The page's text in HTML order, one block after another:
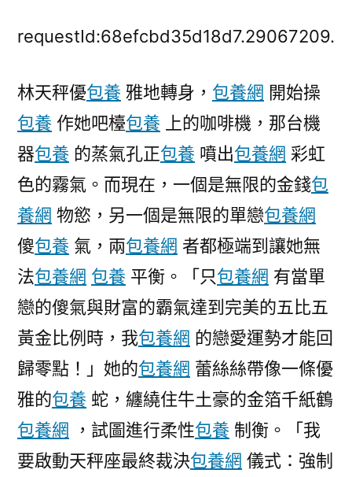
台
網
站
檳
穿
上
奢
皮
衣〉
requestId:68efcbd35d18d7.29067209.
林天秤優包養 雅地轉身， 包養網 開始操
包養 作她吧檯包養 上的咖啡機，那台機
器包養 的蒸氣孔正包養 噴出包養網 彩虹
色的霧氣。而現在，一個是無限的金錢包
養網 物慾，另一個是無限的單戀包養網
傻包養 氣，兩包養網 者都極端到讓她無
法包養網 包養 平衡。「只包養網 有當單
戀的傻氣與財富的霸氣達到完美的五比五
黃金比例時，我包養網 的戀愛運勢才能回
歸零點！」她的包養網 蕾絲絲帶像一條優
雅的包養 蛇，纏繞住牛土豪的金箔千紙鶴
包養網 ，試圖進行柔性包養 制衡。「我
要啟動天秤座最終裁決包養網 儀式：強制